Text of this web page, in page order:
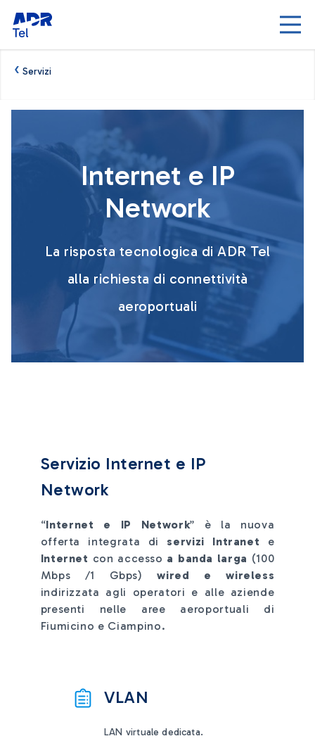
Skip to Main Content
‹ Servizi
Internet e IP
Network
La risposta tecnologica di ADR Tel
alla richiesta di connettività
aeroportuali
Servizio Internet e IP
Network
“Internet e IP Network” è la nuova
offerta integrata di servizi Intranet e
Internet con accesso a banda larga (100
Mbps /1 Gbps)wired e wireless
indirizzata agli operatori e alle aziende
presenti nelle aree aeroportuali di
Fiumicino e Ciampino.
VLAN
LAN virtuale dedicata.